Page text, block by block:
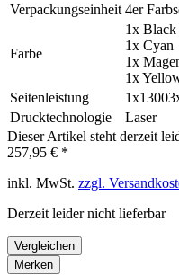
Verpackungseinheit 4er
Farbe
1x Black
1x Cyan
1x
1x
Seitenleistung
Drucktechnologie
Laser
Dieser Artikel steht derzeit
257,95 € *
inkl. MwSt. zzgl.
Derzeit leider nicht lieferbar
Vergleichen
Merken